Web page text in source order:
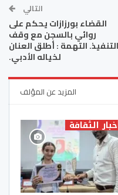
التالي
القضاء بورزازات يحكم على
روائي بالسجن مع وقف
التنفيذ. التهمة : أطلق العنان
لخياله الأدبي.
المزيد عن المؤلف
الثقافة